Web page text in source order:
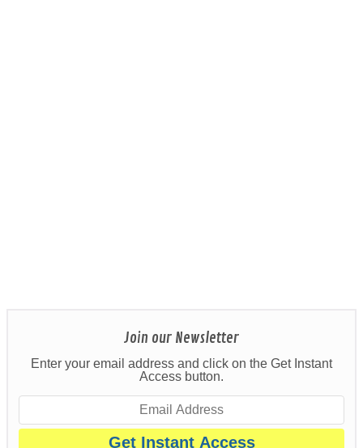
Join our Newsletter
Enter your email address and click on the Get Instant
Access button.